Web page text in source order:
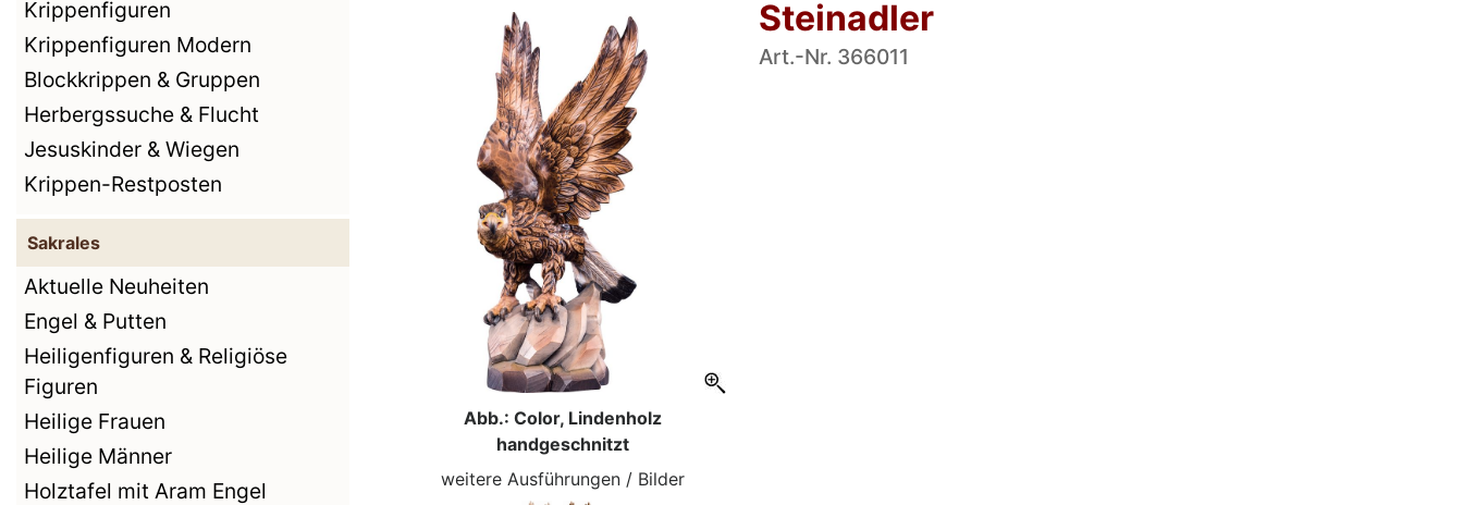
Krippenfiguren
Krippenfiguren Modern
Blockkrippen & Gruppen
Herbergssuche & Flucht
Jesuskinder & Wiegen
Krippen-Restposten
Sakrales
Aktuelle Neuheiten
Engel & Putten
Heiligenfiguren & Religiöse
Figuren
Heilige Frauen
Heilige Männer
Holztafel mit Aram Engel
Abb.: Color, Lindenholz
handgeschnitzt
weitere Ausführungen / Bilder
Steinadler
Art.-Nr. 366011